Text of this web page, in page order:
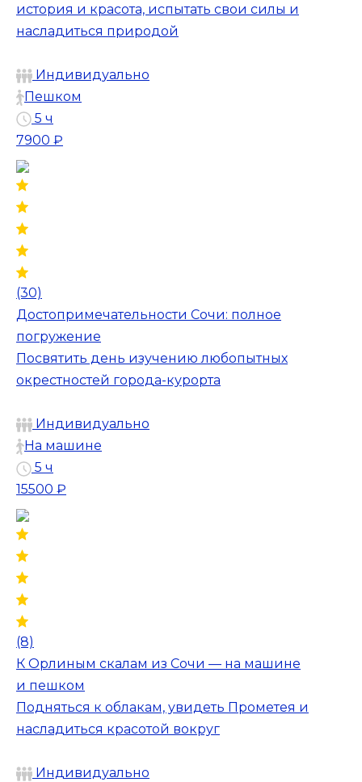
история и красота, испытать свои силы и
насладиться природой
Индивидуально
Пешком
5 ч
7900 ₽
(30)
Достопримечательности Сочи: полное
погружение
Посвятить день изучению любопытных
окрестностей города-курорта
Индивидуально
На машине
5 ч
15500 ₽
(8)
К Орлиным скалам из Сочи — на машине
и пешком
Подняться к облакам, увидеть Прометея и
насладиться красотой вокруг
Индивидуально